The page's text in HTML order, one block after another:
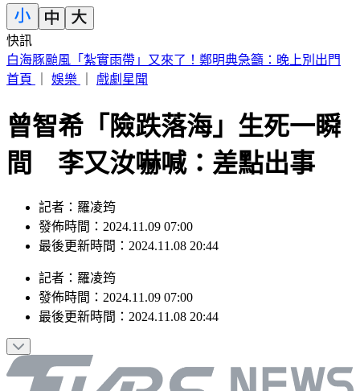
快訊
別只看台積電！ 外媒點名「2檔AI設備股」快上車
首頁
娛樂 戲劇星聞
曾智希「險跌落海」生死一瞬
間 李又汝嚇喊：差點出事
記者：羅凌筠
發佈時間：2024.11.09 07:00
最後更新時間：2024.11.08 20:44
記者 ： 羅凌筠
發佈時間： 2024.11.09 07:00
最後更新時間： 2024.11.08 20:44